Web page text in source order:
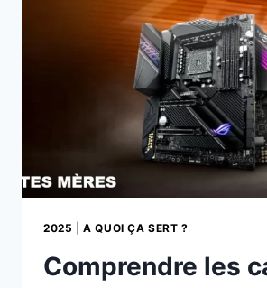
ET
SOURIS
2025 |A QUOI ÇA SERT ?
Comprendre les